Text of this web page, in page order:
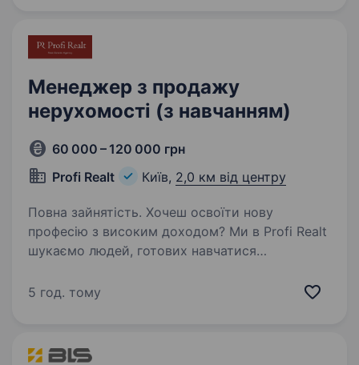
Менеджер з продажу
нерухомості (з навчанням)
60 000 – 120 000 грн
Profi Realt
Київ, 2,0 км від центру
Повна зайнятість. Хочеш освоїти нову
професію з високим доходом? Ми в Profi Realt
шукаємо людей, готових навчатися
вакансія — це шанс підвищити свою якість
5 год. тому